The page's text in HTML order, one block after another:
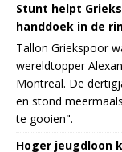
Stunt helpt
handdoek in de
Tallon Griekspoor
wereldtopper
Montreal. De
en stond
te gooien".
Hoger jeugdloon